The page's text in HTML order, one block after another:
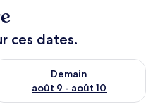
s
ces dates.
août 8 - août 9
Demain
août 9 - août 10
la disponibilité pour